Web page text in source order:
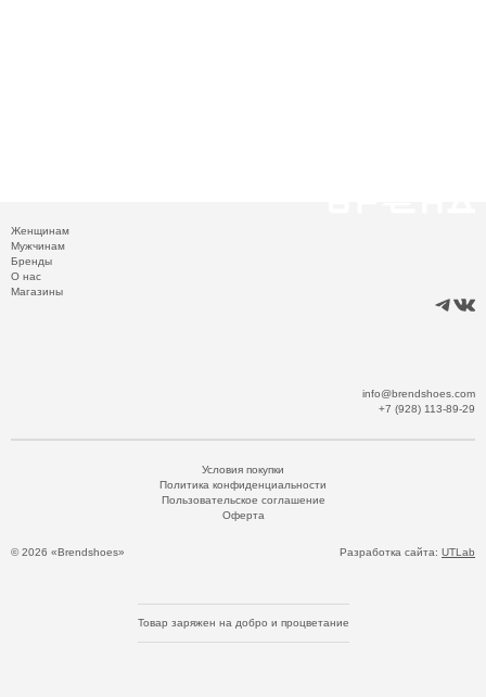
Женщинам
Мужчинам
Бренды
О нас
Магазины
info@brendshoes.com
+7 (928) 113-89-29
© 2026 «Brendshoes»
Условия покупки
Политика конфиденциальности
Пользовательское соглашение
Оферта
Разработка сайта: UTLab
Товар заряжен на добро и процветание